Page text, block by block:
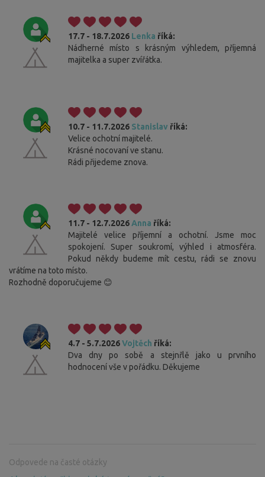
17.7 - 18.7.2026 Lenka říká:
Nádherné místo s krásným výhledem, příjemná
majitelka a super zvířátka.
10.7 - 11.7.2026 Stanislav říká:
Velice ochotní majitelé.
Krásné nocovaní ve stanu.
Rádi přijedeme znova.
11.7 - 12.7.2026 Anna říká:
Majitelé velice příjemní a ochotní. Jsme moc
spokojení. Super soukromí, výhled i atmosféra.
Pokud někdy budeme mít cestu, rádi se znovu
vrátíme na toto místo.
Rozhodně doporučujeme 😊
4.7 - 5.7.2026Vojtěch říká:
Dva dny po sobě a stejnřlě jako u prvního
hodnocení vše v pořádku. Děkujeme
Odpovede na časté otázky